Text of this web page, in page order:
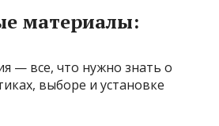
материалы: